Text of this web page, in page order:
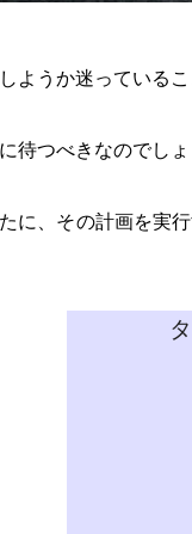
ようか迷っている
待つべきなのでしょ
に、その計画を実